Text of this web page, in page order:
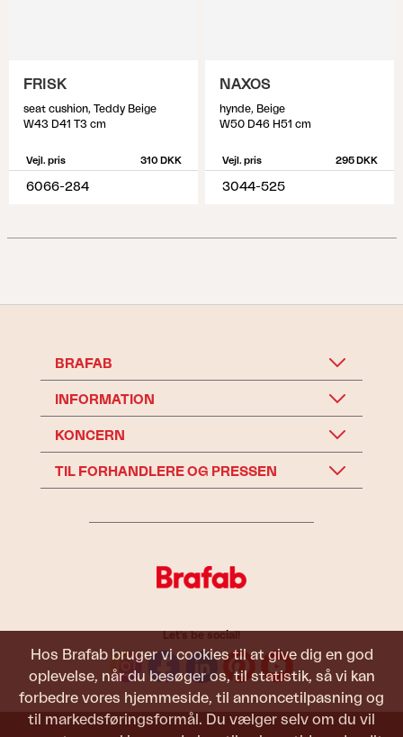
Hos Brafab bruger vi cookies til at give dig en god
oplevelse, når du besøger os, til statistik, så vi kan
forbedre vores hjemmeside, til annoncetilpasning og
til markedsføringsformål. Du vælger selv om du vil
FRISK
seat cushion, Teddy Beige
W43 D41 T3 cm
Vejl. pris 310 DKK
6066-284
NAXOS
hynde, Beige
W50 D46 H51 cm
Vejl. pris 295 DKK
3044-525
BRAFAB
INFORMATION
KONCERN
TIL FORHANDLERE OG PRESSEN
Let's be social!